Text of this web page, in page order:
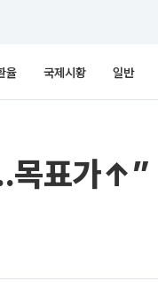
율 국제시황 일반
목표가↑”